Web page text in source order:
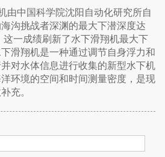
由中国科学院沈阳自动化研究所自
沟挑战者深渊的最大下潜深度达
一成绩刷新了水下滑翔机最大下
滑翔机是一种通过调节自身浮力和
对水体信息进行收集的新型水下机
环境的空间和时间测量密度，是现
充。